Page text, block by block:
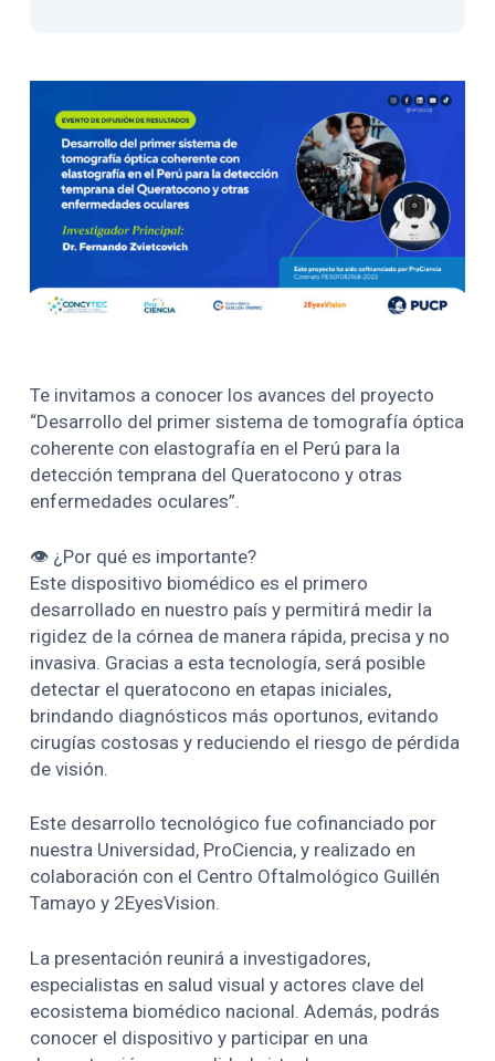
Te invitamos a conocer los avances del proyecto
“Desarrollo del primer sistema de tomografía óptica
coherente con elastografía en el Perú para la
detección temprana del Queratocono y otras
enfermedades oculares”.
👁️ ¿Por qué es importante?
Este dispositivo biomédico es el primero
desarrollado en nuestro país y permitirá medir la
rigidez de la córnea de manera rápida, precisa y no
invasiva. Gracias a esta tecnología, será posible
detectar el queratocono en etapas iniciales,
brindando diagnósticos más oportunos, evitando
cirugías costosas y reduciendo el riesgo de pérdida
de visión.
Este desarrollo tecnológico fue cofinanciado por
nuestra Universidad, ProCiencia, y realizado en
colaboración con el Centro Oftalmológico Guillén
Tamayo y 2EyesVision.
La presentación reunirá a investigadores,
especialistas en salud visual y actores clave del
ecosistema biomédico nacional. Además, podrás
conocer el dispositivo y participar en una